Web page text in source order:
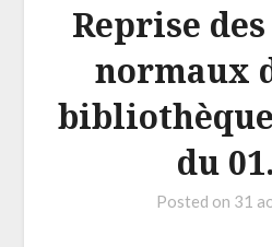
Reprise
normaux
du
Posted on 31